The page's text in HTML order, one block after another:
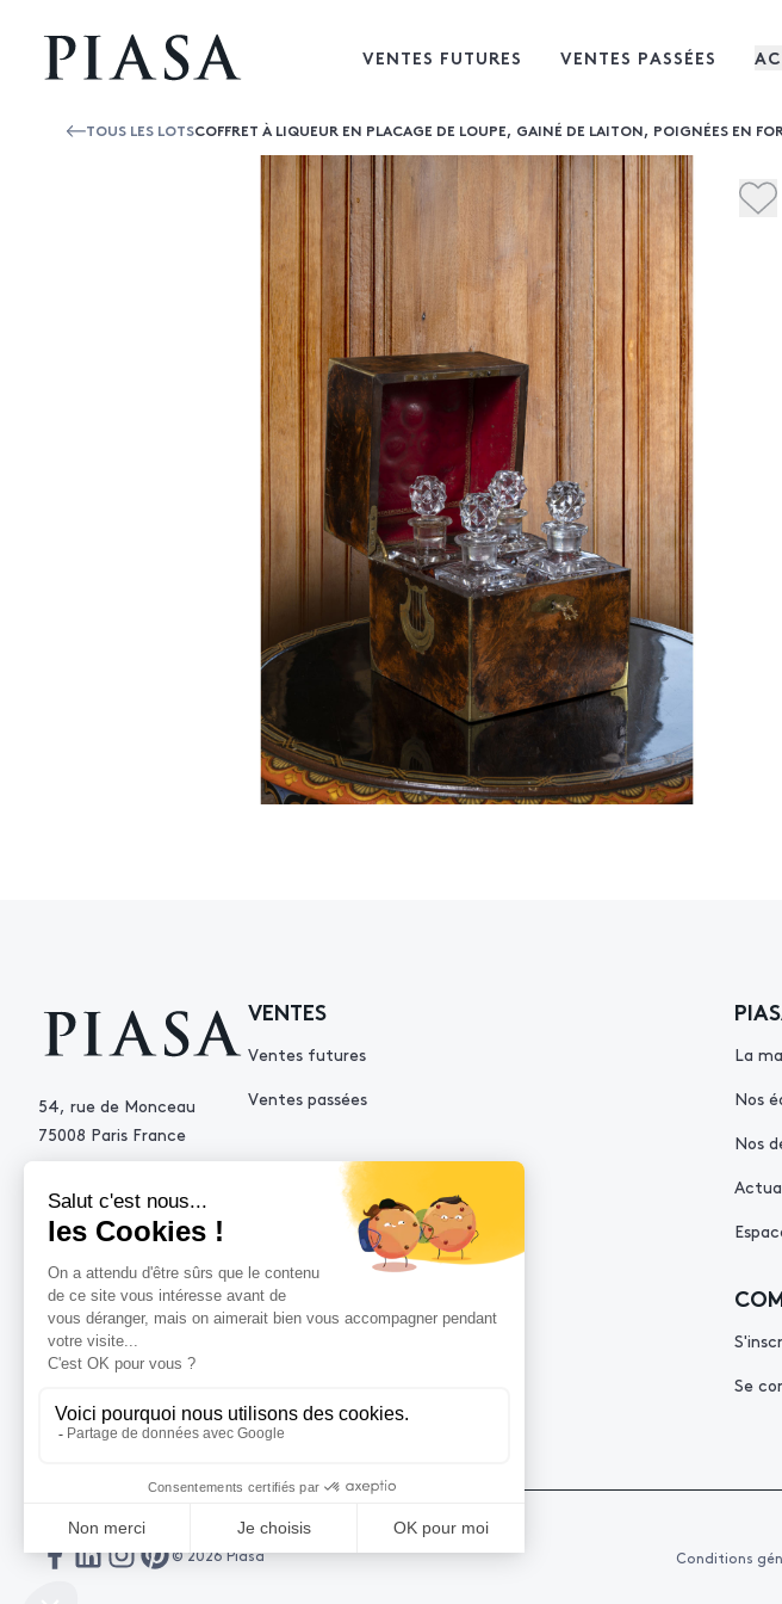
VENTES FUTURES VENTES PASSÉES
TOUS LES LOTSCOFFRET À LIQUEUR EN PLACAGE DE LOUPE, GAINÉ DE LAITON, POIGNÉES EN
54, rue de Monceau
75008 Paris France
contact@piasa.fr
VENTES
Ventes futures
Ventes passées
La
Nos
Nos
AIDE
Demande d’estimation
Se
© 2026 Piasa Conditions